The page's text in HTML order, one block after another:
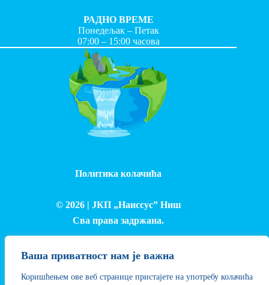
Ваша приватност нам је важна
Коришћењем ове веб странице пристајете на употребу колачића
РАДНО ВРЕМЕ
Понедељак – Петак
07:00 – 15:00 часова
Политика колачића
© 2026 | ЈКП „Наиссус” Ниш
Сва права задржана.
Израда и одржавање сајта - Лука Петровић